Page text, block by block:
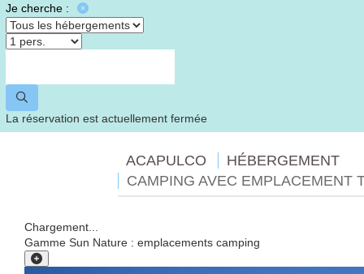
Je cherche :
La réservation est actuellement fermée
ACAPULCO
HÉBERGEMENT
CAMPING AVEC EMPLACEMENT
Chargement...
Gamme Sun Nature : emplacements camping